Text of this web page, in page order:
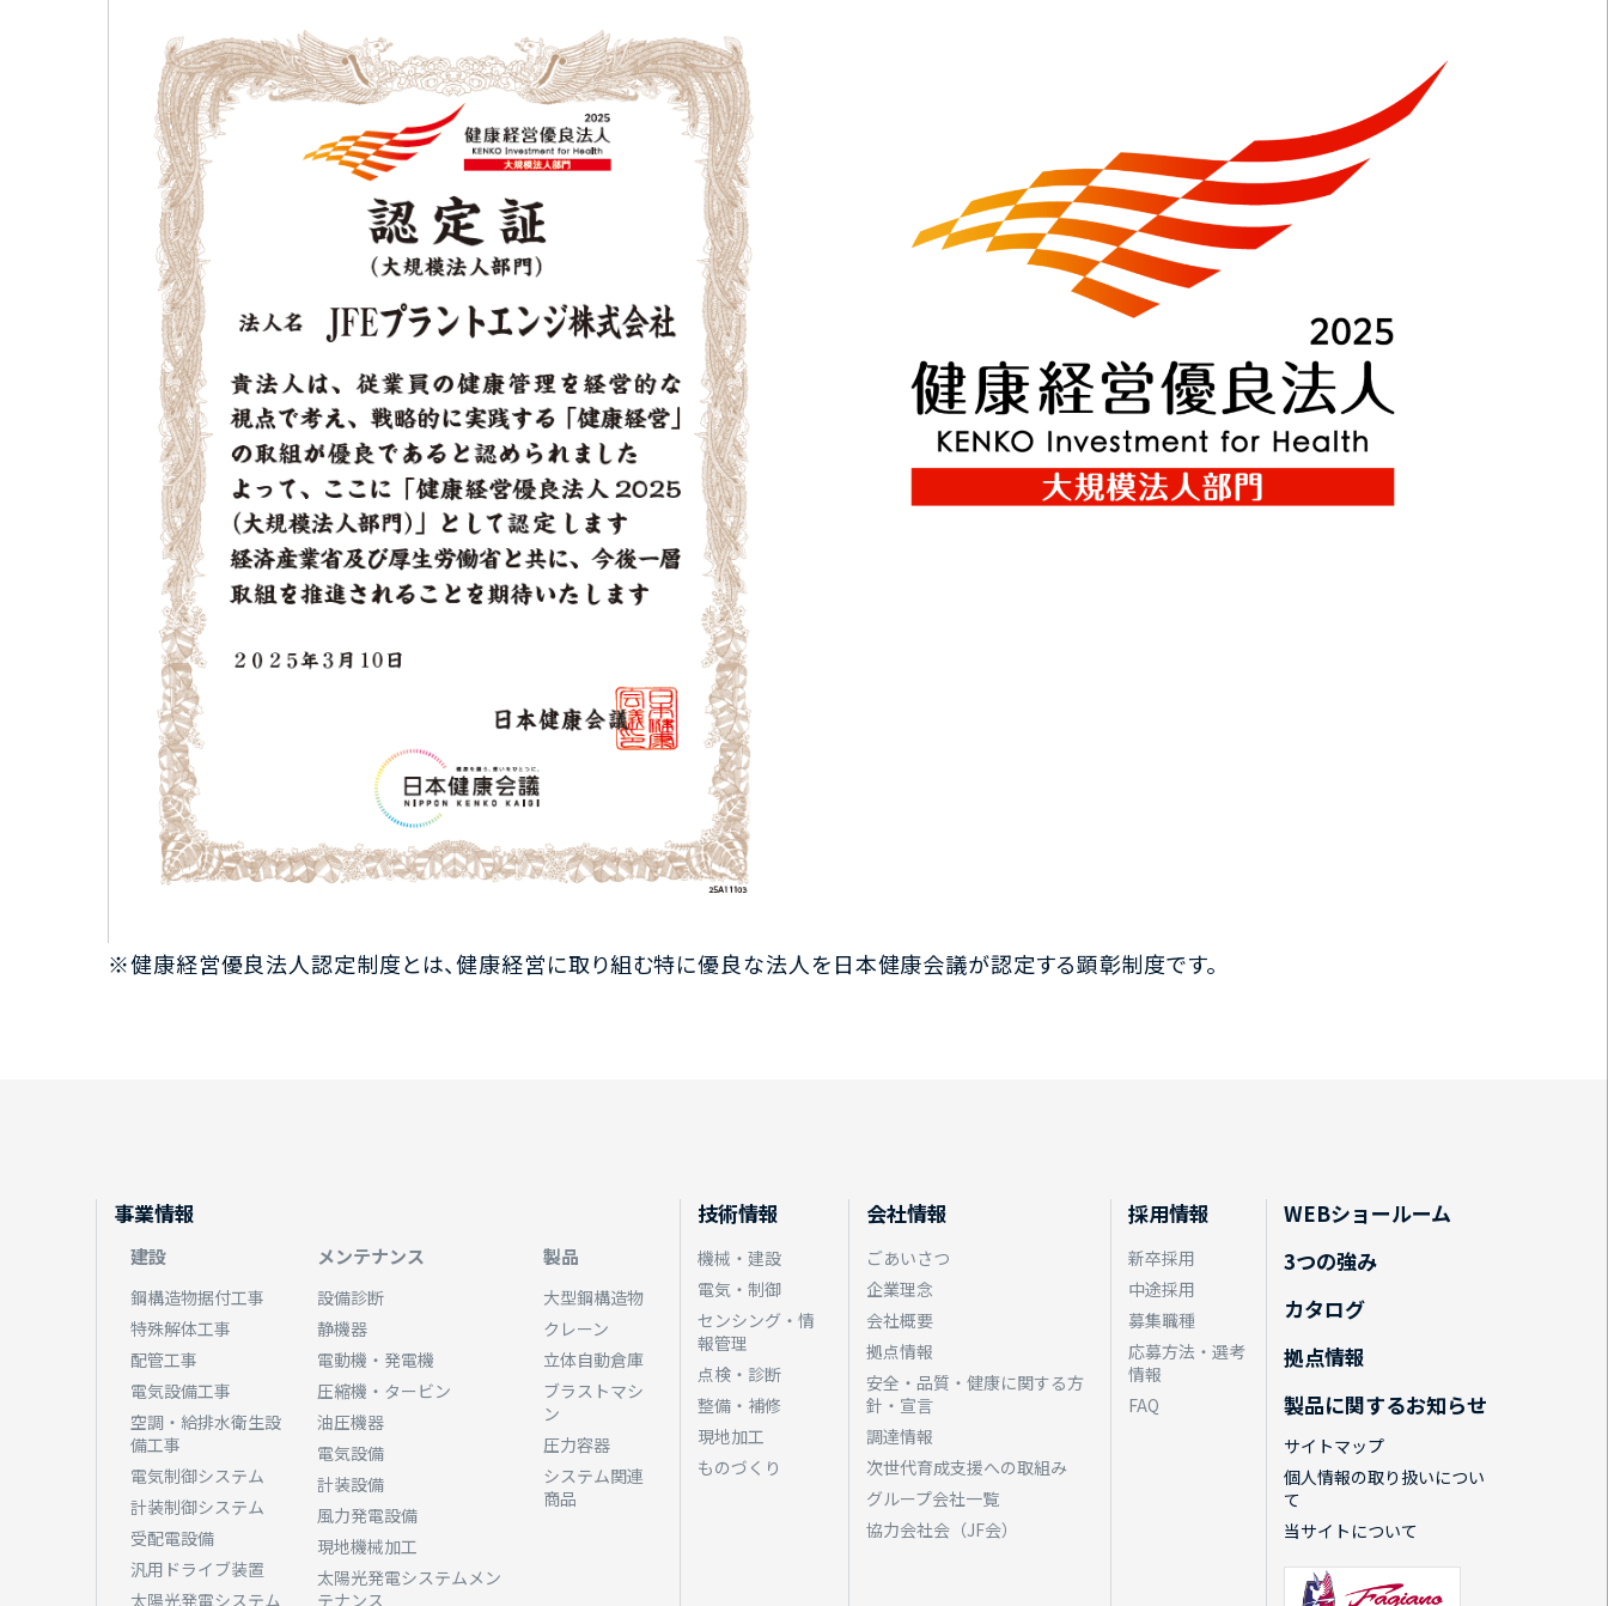
※健康経営優良法人認定制度とは、健康経営に取り組む特に優良な法人を日本健康会議が認定する顕彰制度です。
事業情報
建設
鋼構造物据付工事
特殊解体工事
配管工事
電気設備工事
空調・給排水衛生設
備工事
電気制御システム
計装制御システム
受配電設備
汎用ドライブ装置
太陽光発電システム
メンテナンス
設備診断
静機器
電動機・発電機
圧縮機・タービン
油圧機器
電気設備
計装設備
風力発電設備
現地機械加工
太陽光発電システムメン
テナンス
製品
大型鋼構造物
クレーン
立体自動倉庫
ブラストマシ
ン
圧力容器
システム関連
商品
技術情報
機械・建設
電気・制御
センシング・情
報管理
点検・診断
整備・補修
現地加工
ものづくり
会社情報
ごあいさつ
企業理念
会社概要
拠点情報
安全・品質・健康に関する方
針・宣言
調達情報
次世代育成支援への取組み
グループ会社一覧
協力会社会（JF会）
採用情報
新卒採用
中途採用
募集職種
応募方法・選考
情報
FAQ
WEBショールーム
3つの強み
カタログ
拠点情報
製品に関するお知らせ
サイトマップ
個人情報の取り扱いについ
て
当サイトについて